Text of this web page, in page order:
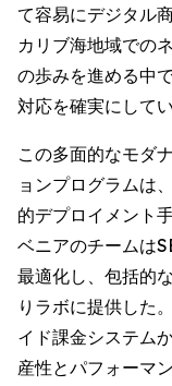
て容易にデジタル
カリブ海地域での
の歩みを進める中
対応を確実にしてい
この多面的なモダ
ョンプログラムは
的デプロイメント
ベニアのチームは
最適化し、包括的
りラボに提供した
イド課金システム
産性とパフォーマ